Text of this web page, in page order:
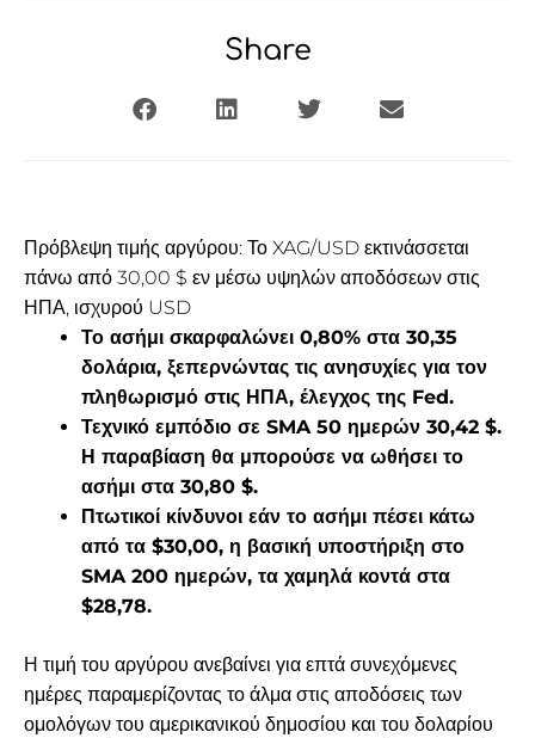
Share
Πρόβλεψη τιμής αργύρου: Το XAG/USD εκτινάσσεται
πάνω από 30,00 $ εν μέσω υψηλών αποδόσεων στις
ΗΠΑ, ισχυρού USD
Το ασήμι σκαρφαλώνει 0,80% στα 30,35
δολάρια, ξεπερνώντας τις ανησυχίες για τον
πληθωρισμό στις ΗΠΑ, έλεγχος της Fed.
Τεχνικό εμπόδιο σε SMA 50 ημερών 30,42 $.
Η παραβίαση θα μπορούσε να ωθήσει το
ασήμι στα 30,80 $.
Πτωτικοί κίνδυνοι εάν το ασήμι πέσει κάτω
από τα $30,00, η ​​βασική υποστήριξη στο
SMA 200 ημερών, τα χαμηλά κοντά στα
$28,78.
Η τιμή του αργύρου ανεβαίνει για επτά συνεχόμενες
ημέρες παραμερίζοντας το άλμα στις αποδόσεις των
ομολόγων του αμερικανικού δημοσίου και του δολαρίου